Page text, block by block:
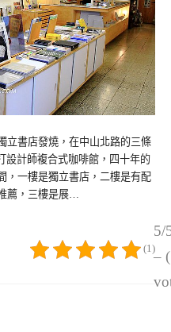
立書店發燒，在中山北路的三條
設計師複合式咖啡館，四十年的
，一樓是獨立書店，二樓是有配
薦，三樓是展…
5/
–
(1)